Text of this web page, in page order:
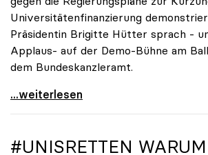
Universitätenfinanzierung
Präsidentin Brigitte Hütter sprach -
Applaus- auf der Demo-Bühne am
dem Bundeskanzleramt.
\"Wir nehmen es nicht hin\": Rede von
...weiterlesen
#UNISRETTEN